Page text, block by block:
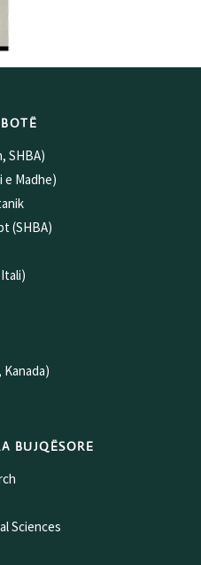
SHBA)
e Madhe)
(SHBA)
BUJQËSORE
Sciences